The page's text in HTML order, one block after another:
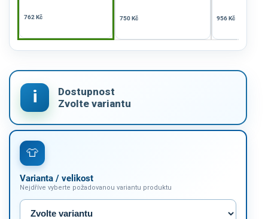
762 Kč 750 Kč 956 Kč
Varianta / velikost
Nejdříve vyberte požadovanou variantu produktu